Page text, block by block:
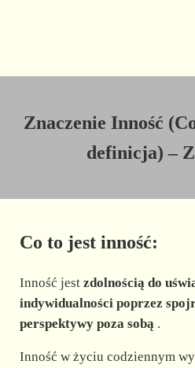
Znaczenie Inność
definicja) –
Co to jest inność:
Inność jest zdolnością do
indywidualności poprzez
perspektywy poza sobą.
Inność w życiu codziennym